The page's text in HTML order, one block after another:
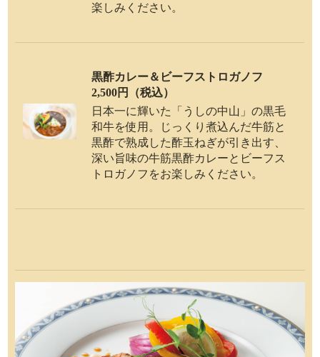
楽しみください。
黒酢カレー＆ビーフストロガノフ
2,500円（税込）
日本一に輝いた「うしの中山」の黒毛
和牛を使用。じっくり煮込んだ牛筋と
黒酢で熟成した酢玉ねぎが引き出す、
深い旨味の牛筋黒酢カレーとビーフス
トロガノフをお楽しみください。